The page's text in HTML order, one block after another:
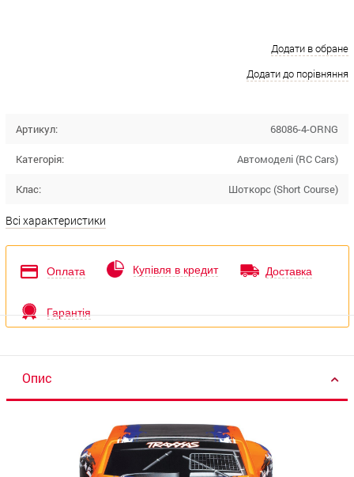
Додати в обране
Додати до порівняння
Артикул: 68086-4-ORNG
Категорія: Автомоделі (RC Cars)
Клас: Шоткорс (Short Course)
Всі характеристики
Оплата Купівля в кредит Доставка
Гарантія
Опис